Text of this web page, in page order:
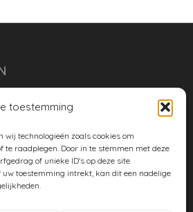
toestemming
technologieën zoals cookies om
raadplegen. Door in te stemmen met deze
of unieke ID's op deze site
toestemming intrekt, kan dit een nadelige